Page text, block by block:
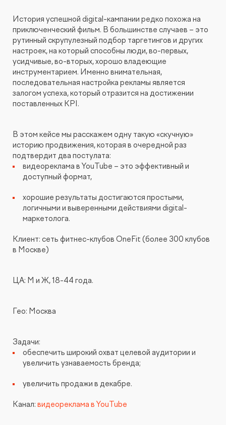
SEO-продвижение в вашей тематике
SEO-продвижение в Нижнем Новгороде
Сопровождение разработки сайта
SEO-консультация
SMM
Influence Marketing
Видеореклама
Реклама в Telegram каналах и VK группах
Медийная реклама
Наружная digital-реклама
Аудит веб-аналитики
Настройка сквозной аналитики
Анализ больших данных
Продвижение мобильных
приложений
ASO: оптимизация мобильных приложений в App Store и
Google Play
Консалтинг по аналитике приложений
Продвижение на маркетплейсах
Продвижение на Ozon
Продвижение на Яндекс.Маркете
Комплексный аудит маркетинга
Разработка
Создание и разработка сайтов
Техническая поддержка сайта
UI/UX-аудит сайта
UX-тестирование интернет-магазинов, сайтов
Правовой аудит сайта
Интеграция и поддержка умного поиска SearchBooster
Продвижение магазина мебели
Сквозная аналитика
BI система
Предиктивная аналитика
ОБ АГЕНТСТВЕ КЕЙСЫ +2
КЛИЕНТЫ
КОНТАКТЫ БЛОГ
ПРЕДЛОЖЕНИЕ ДЛЯ
РЕФЕРАЛЬНАЯ ПРОГРАММА
История успешной digital-кампании редко похожа на
приключенческий фильм. В большинстве случаев – это
рутинный скрупулезный подбор таргетингов и других
настроек, на который способны люди, во-первых,
усидчивые, во-вторых, хорошо владеющие
инструментарием. Именно внимательная,
последовательная настройка рекламы является
залогом успеха, который отразится на достижении
поставленных KPI.
В этом кейсе мы расскажем одну такую «скучную»
историю продвижения, которая в очередной раз
подтвердит два постулата:
видеореклама в YouTube – это эффективный и
доступный формат,
хорошие результаты достигаются простыми,
логичными и выверенными действиями digital-
маркетолога.
Клиент: сеть фитнес-клубов OneFit (более 300 клубов
в Москве)
ЦА: М и Ж, 18-44 года.
Гео: Москва
Задачи:
обеспечить широкий охват целевой аудитории и
увеличить узнаваемость бренда;
увеличить продажи в декабре.
Канал: видеореклама в YouTube